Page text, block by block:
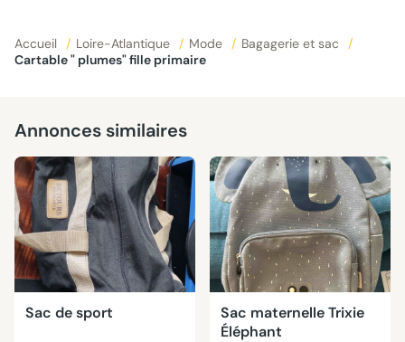
Accueil / Loire-Atlantique / Mode / Bagagerie et sac
/
cartable " plumes" fille primaire
Annonces similaires
Sac de sport
Sac maternelle Trixie
Éléphant